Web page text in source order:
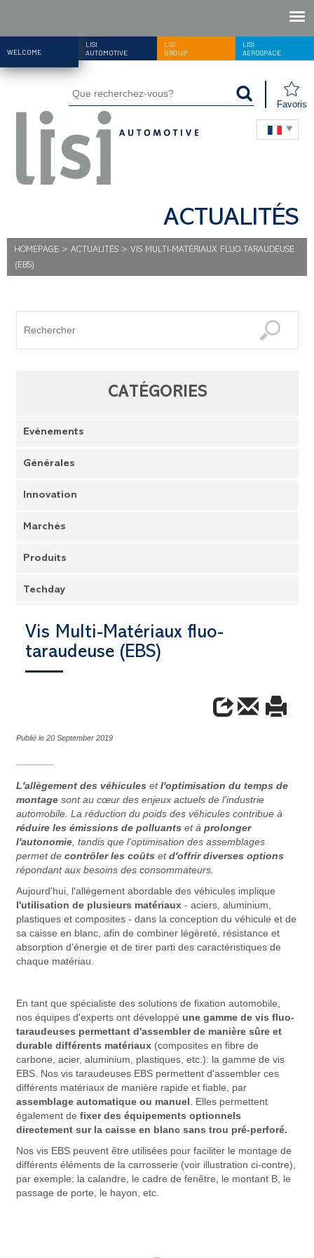
WELCOME
LISI
AUTOMOTIVE
LISI
GROUP
LISI
AEROSPACE
Favoris
ACTUALITÉS
HOMEPAGE > ACTUALITÉS > VIS MULTI-MATÉRIAUX FLUO-TARAUDEUSE
(EBS)
CATÉGORIES
Evénements
Générales
Innovation
Marchés
Produits
Techday
Vis Multi-Matériaux fluo-
taraudeuse (EBS)
Publié le 20 September 2019
L'allègement des véhicules etl'optimisation du temps de
montage sont au cœur des enjeux actuels de l'industrie
automobile. La réduction du poids des véhicules contribue à
réduire les émissions de polluants et à prolonger
l'autonomie , tandis que l'optimisation des assemblages
permet de contrôler les coûts etd'offrir diverses options
répondant aux besoins des consommateurs.
Aujourd'hui, l'allègement abordable des véhicules implique
l'utilisation de plusieurs matériaux - aciers, aluminium,
plastiques et composites - dans la conception du véhicule et de
sa caisse en blanc, afin de combiner légèreté, résistance et
absorption d'énergie et de tirer parti des caractéristiques de
chaque matériau.
En tant que spécialiste des solutions de fixation automobile,
nos équipes d'experts ont développé une gamme de vis fluo-
taraudeuses permettant d'assembler de manière sûre et
durable différents matériaux (composites en fibre de
carbone, acier, aluminium, plastiques, etc.): la gamme de vis
EBS. Nos vis taraudeuses EBS permettent d'assembler ces
différents matériaux de manière rapide et fiable, par
assemblage automatique ou manuel . Elles permettent
également de fixer des équipements optionnels
directement sur la caisse en blanc sans trou pré-perforé.
Nos vis EBS peuvent être utilisées pour faciliter le montage de
différents éléments de la carrosserie (voir illustration ci-contre),
par exemple: la calandre, le cadre de fenêtre, le montant B, le
passage de porte, le hayon, etc.